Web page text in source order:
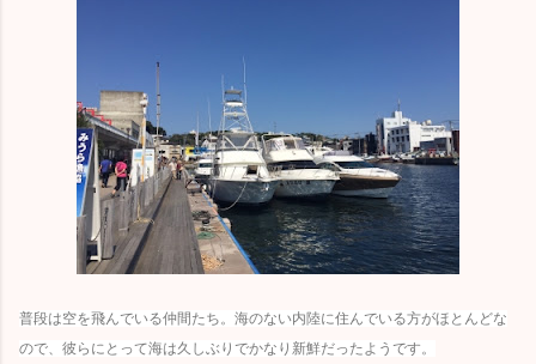
普段は空を飛んでいる仲間たち。海のない内陸に住んでいる方がほとんどな
ので、彼らにとって海は久しぶりでかなり新鮮だったようです。